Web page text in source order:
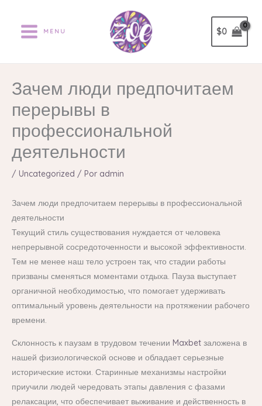
contenido
MENU $0
Зачем люди предпочитаем
перерывы в
профессиональной
деятельности
/ Uncategorized / Por admin
Зачем люди предпочитаем перерывы в профессиональной
деятельности
Текущий стиль существования нуждается от человека
непрерывной сосредоточенности и высокой эффективности.
Тем не менее наш тело устроен так, что стадии работы
призваны сменяться моментами отдыха. Пауза выступает
органичной необходимостью, что помогает удерживать
оптимальный уровень деятельности на протяжении рабочего
времени.
Склонность к паузам в трудовом течении Maxbet заложена в
нашей физиологической основе и обладает серьезные
исторические истоки. Старинные механизмы настройки
приучили людей чередовать этапы давления с фазами
релаксации, что обеспечивает выживание и действенность в